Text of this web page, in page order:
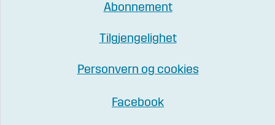
Abonnement
Tilgjengelighet
Personvern og cookies
Facebook